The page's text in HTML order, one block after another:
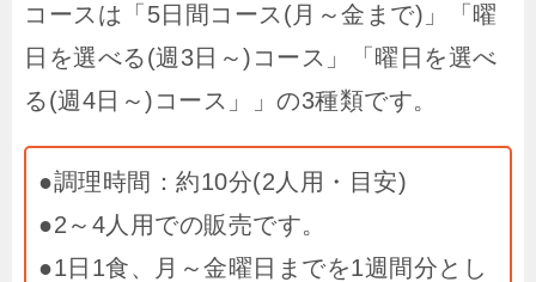
コースは「5日間コース(月～金まで)」「曜
日を選べる(週3日～)コース」「曜日を選べ
る(週4日～)コース」」の3種類です。
●調理時間：約10分(2人用・目安)
●2～4人用での販売です。
●1日1食、月～金曜日までを1週間分とし